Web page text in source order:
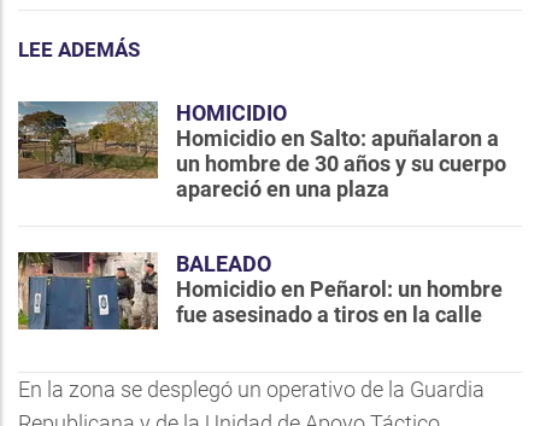
LEE ADEMÁS
HOMICIDIO
Homicidio en Salto: apuñalaron a
un hombre de 30 años y su cuerpo
apareció en una plaza
BALEADO
Homicidio en Peñarol: un hombre
fue asesinado a tiros en la calle
En la zona se desplegó un operativo de la Guardia